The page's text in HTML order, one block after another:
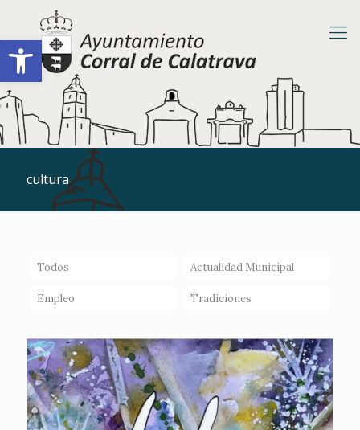
Abrir barra de herramientas
cultura
Todos Actualidad Municipal
Empleo Tradiciones